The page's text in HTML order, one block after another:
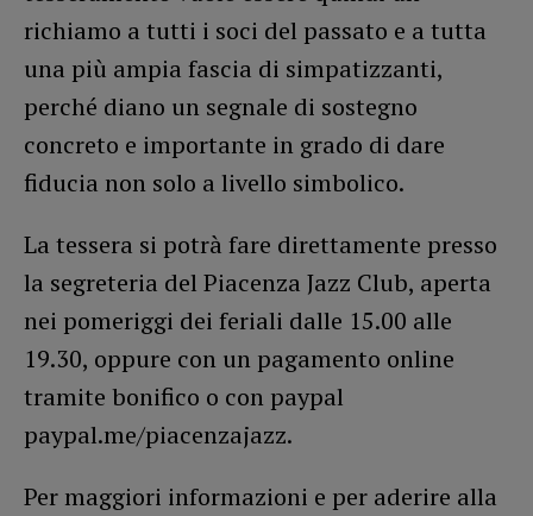
richiamo a tutti i soci del passato e a tutta
una più ampia fascia di simpatizzanti,
perché diano un segnale di sostegno
concreto e importante in grado di dare
fiducia non solo a livello simbolico.
La tessera si potrà fare direttamente presso
la segreteria del Piacenza Jazz Club, aperta
nei pomeriggi dei feriali dalle 15.00 alle
19.30, oppure con un pagamento online
tramite bonifico o con paypal
paypal.me/piacenzajazz.
Per maggiori informazioni e per aderire alla